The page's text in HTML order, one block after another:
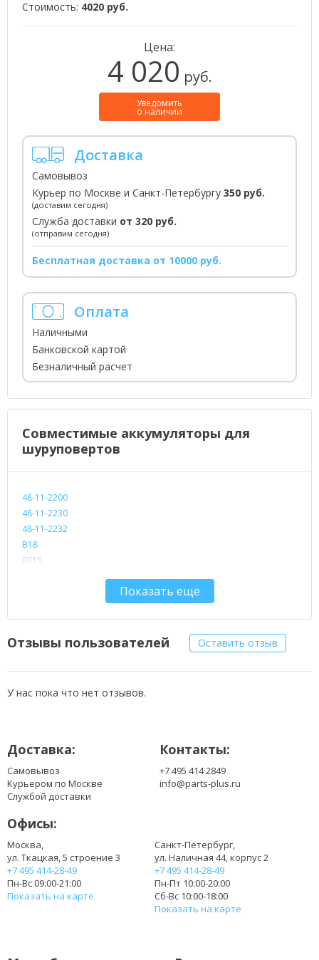
Стоимость: 4020 руб.
Цена:
4 020 руб.
Уведомить
о наличии
Доставка
Самовывоз
Курьер по Москве и Санкт-Петербургу 350 руб.
(доставим сегодня)
Служба доставки от 320 руб.
(отправим сегодня)
Бесплатная доставка от 10000 руб.
Оплата
Наличными
Банковской картой
Безналичный расчет
Совместимые аккумуляторы для
шуруповертов
48-11-2200
48-11-2230
48-11-2232
B18
BF18
MX18
MXS18
Показать еще
Отзывы пользователей Оставить отзыв
У нас пока что нет отзывов.
Доставка:
Самовывоз
Курьером по Москве
Службой доставки
Контакты:
+7 495 414 2849
info@parts-plus.ru
Офисы:
Москва,
ул. Ткацкая, 5 строение 3
+7 495 414-28-49
Пн-Вс 09:00-21:00
Показать на карте
Санкт-Петербург,
ул. Наличная 44, корпус 2
+7 495 414-28-49
Пн-Пт 10:00-20:00
Сб-Вс 10:00-18:00
Показать на карте